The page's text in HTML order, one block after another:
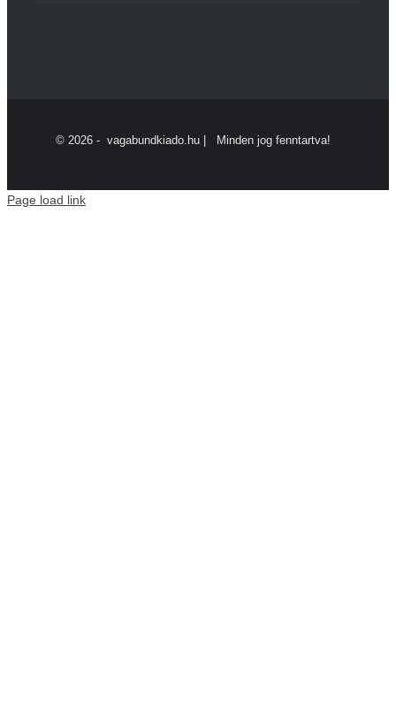
© 2026 - vagabundkiado.hu | Minden jog fenntartva!
Page load link